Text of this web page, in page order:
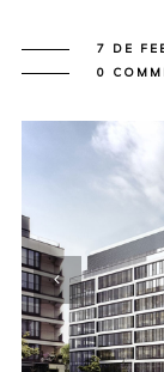
7 DE
0